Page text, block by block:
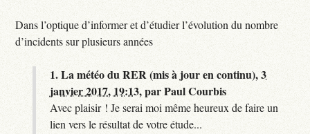
Dans l’optique d’informer et d’étudier l’évolution du nombre
d’incidents sur plusieurs années
1.La météo du RER (mis à jour en continu),3
janvier 2017, 19:13,parPaul Courbis
Avec plaisir ! Je serai moi même heureux de faire un
lien vers le résultat de votre étude...